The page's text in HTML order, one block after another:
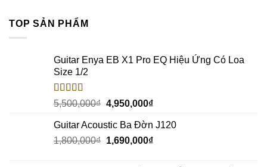
TOP SẢN PHẨM
Guitar Enya EB X1 Pro EQ Hiệu Ứng Có Loa
Size 1/2
Rated5.00
out of 5
5,500,000₫ 4,950,000₫
Guitar Acoustic Ba Đờn J120
1,800,000₫ 1,690,000₫